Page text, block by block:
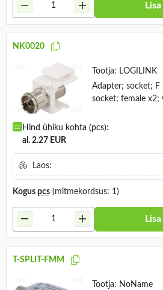
NK0020
Tootja: LOGILINK
Adapter; socket; F
socket; female x2;
Hind ühiku kohta (pcs):
al. 2.27 EUR
Laos:
Kogus pcs(mitmekordsus: 1)
T-SPLIT-FMM
Tootja: NoName